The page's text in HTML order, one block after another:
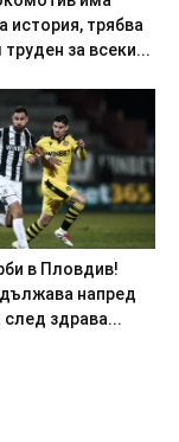
история, трябва
за всеки...
в Пловдив!
напред
след здрава...